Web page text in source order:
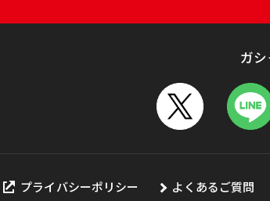
ガ
プライバシーポリシー よくあるご質問